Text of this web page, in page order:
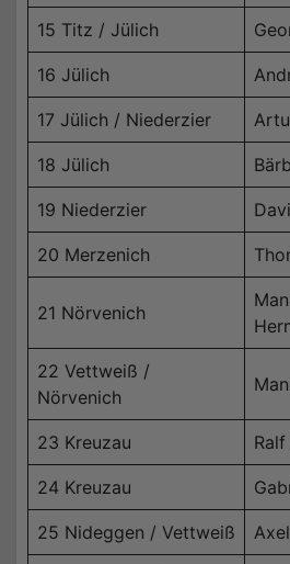
15 Titz / Jülich
16 Jülich
17 Jülich / Niederzier
18 Jülich
19 Niederzier
20 Merzenich
21 Nörvenich
22 Vettweiß /
Nörvenich
23 Kreuzau
24 Kreuzau
25 Nideggen / Vettweiß